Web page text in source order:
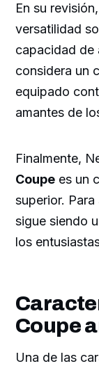
En su
versatilidad
capacidad de
considera un
equipado
amantes de
Finalmente,
Coupe es un
superior.
sigue siendo
los
Coupe
Una de las